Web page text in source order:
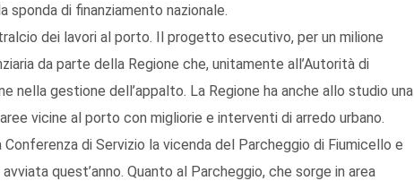
sponda di finanziamento nazionale.
dei lavori al porto. Il progetto esecutivo, per un milione
da parte della Regione che, unitamente all’Autorità di
nella gestione dell’appalto. La Regione ha anche allo studio una
vicine al porto con migliorie e interventi di arredo urbano.
di Servizio la vicenda del Parcheggio di Fiumicello e
quest’anno. Quanto al Parcheggio, che sorge in area